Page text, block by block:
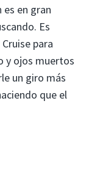
en gran
Es
para
y ojos muertos
un giro más
que el